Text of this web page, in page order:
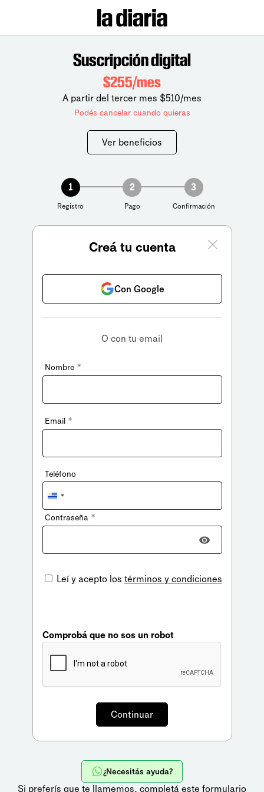
Suscripción digital
$255/mes
A partir del tercer mes $510/mes
Podés cancelar cuando quieras
Ver beneficios
1
Registro
2
Pago
3
Confirmación
Creá tu cuenta
Con Google
O con tu email
Nombre *
Email *
Teléfono
Uruguay
+598
Contraseña *
Leí y acepto los términos y condiciones
Comprobá que no sos un robot
¿Necesitás ayuda?
Si preferís que te llamemos, completá este formulario